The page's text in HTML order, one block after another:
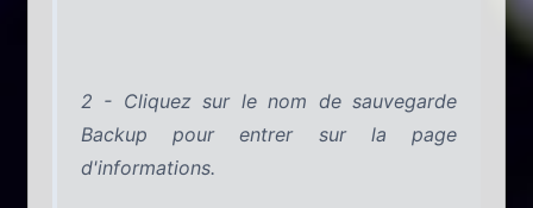
2 - Cliquez sur le nom de sauvegarde
Backup pour entrer sur la page
d'informations.